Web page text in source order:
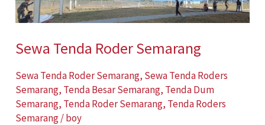
Sewa Tenda Roder Semarang
Sewa Tenda Roder Semarang, Sewa Tenda Roders
Semarang, Tenda Besar Semarang, Tenda Dum
Semarang, Tenda Roder Semarang, Tenda Roders
Semarang/boy